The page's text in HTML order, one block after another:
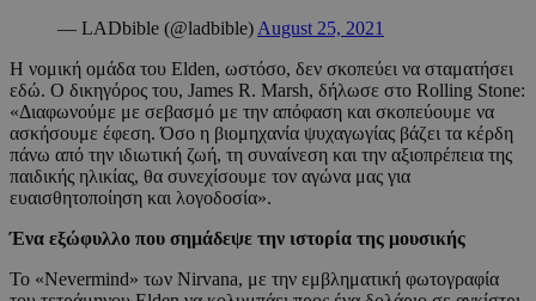
— LADbible (@ladbible)August 25, 2021
Η νομική ομάδα του Elden, ωστόσο, δεν σκοπεύει να σταματήσει
εδώ. Ο δικηγόρος του, James R. Marsh, δήλωσε στο Rolling Stone:
«Διαφωνούμε με σεβασμό με την απόφαση και σκοπεύουμε να
ασκήσουμε έφεση. Όσο η βιομηχανία ψυχαγωγίας βάζει τα κέρδη
πάνω από την ιδιωτική ζωή, τη συναίνεση και την αξιοπρέπεια της
παιδικής ηλικίας, θα συνεχίσουμε τον αγώνα μας για
ευαισθητοποίηση και λογοδοσία».
Ένα εξώφυλλο που σημάδεψε την ιστορία της μουσικής
Το «Nevermind» των Nirvana, με την εμβληματική φωτογραφία